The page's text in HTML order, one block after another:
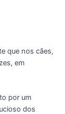
que nos cães,
em
por um
dos